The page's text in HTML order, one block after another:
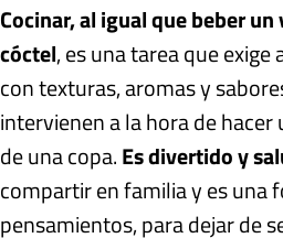
Cocinar, al igual que beber
cóctel, es una tarea que
con texturas, aromas y
intervienen a la hora de
de una copa.Es divertido y
compartir en familia y es una
pensamientos, para dejar de